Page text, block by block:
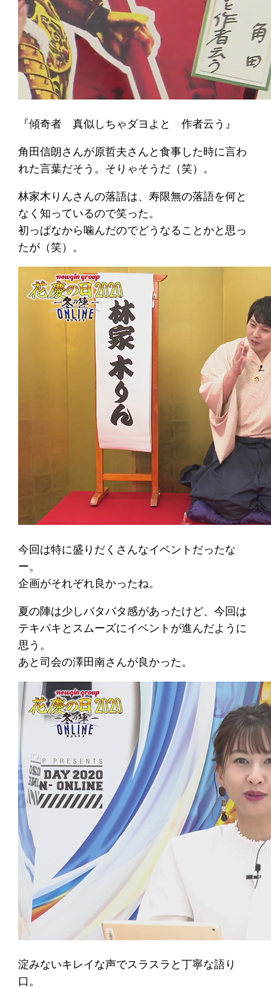
『傾奇者 真似しちゃダヨよと 作者云う』
角田信朗さんが原哲夫さんと食事した時に言わ
れた言葉だそう。そりゃそうだ（笑）。
林家木りんさんの落語は、寿限無の落語を何と
なく知っているので笑った。
初っぱなから噛んだのでどうなることかと思っ
たが（笑）。
今回は特に盛りだくさんなイベントだったな
ー。
企画がそれぞれ良かったね。
夏の陣は少しバタバタ感があったけど、今回は
テキパキとスムーズにイベントが進んだように
思う。
あと司会の澤田南さんが良かった。
淀みないキレイな声でスラスラと丁寧な語り
口。